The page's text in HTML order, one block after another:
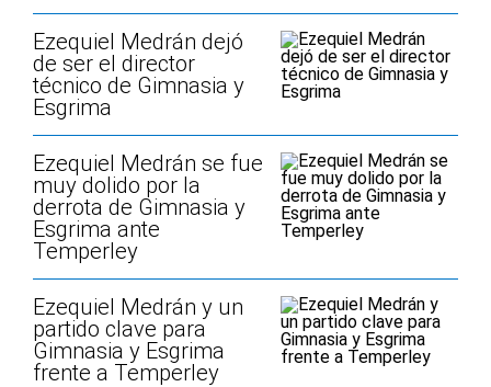
Ezequiel Medrán dejó
de ser el director
técnico de Gimnasia y
Esgrima
Ezequiel Medrán se fue
muy dolido por la
derrota de Gimnasia y
Esgrima ante
Temperley
Ezequiel Medrán y un
partido clave para
Gimnasia y Esgrima
frente a Temperley